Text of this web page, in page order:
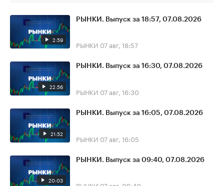
2:59
РЫНКИ. Выпуск за 18:57, 07.08.2026
РЫНКИ 07 авг, 18:57
22:56
РЫНКИ. Выпуск за 16:30, 07.08.2026
РЫНКИ 07 авг, 16:30
21:52
РЫНКИ. Выпуск за 16:05, 07.08.2026
РЫНКИ 07 авг, 16:05
20:03
РЫНКИ. Выпуск за 09:40, 07.08.2026